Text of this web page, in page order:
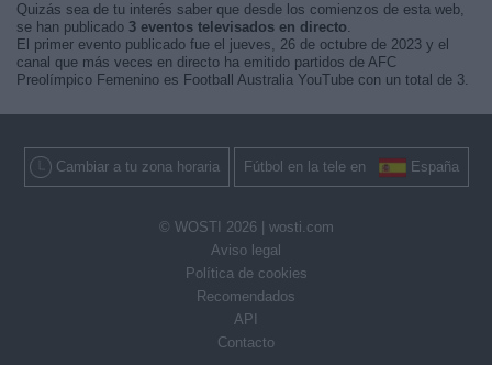
Quizás sea de tu interés saber que desde los comienzos de esta web,
se han publicado 3 eventos televisados en directo.
El primer evento publicado fue el jueves, 26 de octubre de 2023 y el
canal que más veces en directo ha emitido partidos de AFC
Preolímpico Femenino es Football Australia YouTube con un total de 3.
Cambiar a tu zona horaria Fútbol en la tele en España
© WOSTI 2026 | wosti.com
Aviso legal
Política de cookies
Recomendados
API
Contacto